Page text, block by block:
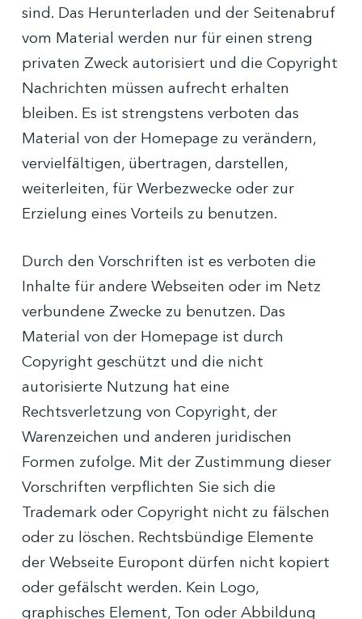
sind. Das Herunterladen und der Seitenabruf
vom Material werden nur für einen streng
privaten Zweck autorisiert und die Copyright
Nachrichten müssen aufrecht erhalten
bleiben. Es ist strengstens verboten das
Material von der Homepage zu verändern,
vervielfältigen, übertragen, darstellen,
weiterleiten, für Werbezwecke oder zur
Erzielung eines Vorteils zu benutzen.
Durch den Vorschriften ist es verboten die
Inhalte für andere Webseiten oder im Netz
verbundene Zwecke zu benutzen. Das
Material von der Homepage ist durch
Copyright geschützt und die nicht
autorisierte Nutzung hat eine
Rechtsverletzung von Copyright, der
Warenzeichen und anderen juridischen
Formen zufolge. Mit der Zustimmung dieser
Vorschriften verpflichten Sie sich die
Trademark oder Copyright nicht zu fälschen
oder zu löschen. Rechtsbündige Elemente
der Webseite Europont dürfen nicht kopiert
oder gefälscht werden. Kein Logo,
graphisches Element, Ton oder Abbildung